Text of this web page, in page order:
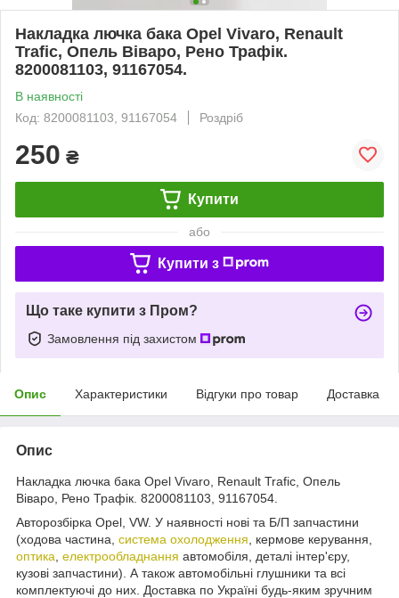
Накладка лючка бака Opel Vivaro, Renault
Trafic, Опель Віваро, Рено Трафік.
8200081103, 91167054.
В наявності
Код: 8200081103, 91167054
Роздріб
250 ₴
Купити
або
Купити з
Що таке купити з Пром?
Замовлення під захистом
Опис Характеристики Відгуки про товар Доставка
Опис
Накладка лючка бака Opel Vivaro, Renault Trafic, Опель
Віваро, Рено Трафік. 8200081103, 91167054.
Авторозбірка Opel, VW. У наявності нові та Б/П запчастини
(ходова частина, система охолодження , кермове керування,
оптика електрообладнання автомобіля, деталі інтер'єру,
кузові запчастини). А також автомобільні глушники та всі
комплектуючі до них. Доставка по Україні будь-яким зручним